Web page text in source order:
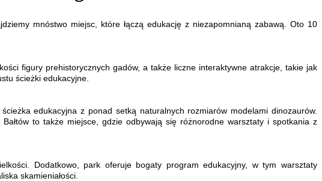
mnóstwo miejsc, które łączą edukację z niezapomnianą zabawą. Oto 10
figury prehistorycznych gadów, a także liczne interaktywne atrakcje, takie jak
ścieżki edukacyjne.
edukacyjna z ponad setką naturalnych rozmiarów modelami dinozaurów.
to także miejsce, gdzie odbywają się różnorodne warsztaty i spotkania z
Dodatkowo, park oferuje bogaty program edukacyjny, w tym warsztaty
skamieniałości.